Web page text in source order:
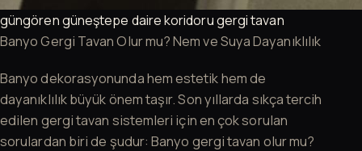
güngören güneştepe daire koridoru gergi tavan
Banyo Gergi Tavan Olur mu? Nem ve Suya Dayanıklılık
Banyo dekorasyonunda hem estetik hem de
dayanıklılık büyük önem taşır. Son yıllarda sıkça tercih
edilen gergi tavan sistemleri için en çok sorulan
sorulardan biri de şudur: Banyo gergi tavan olur mu?